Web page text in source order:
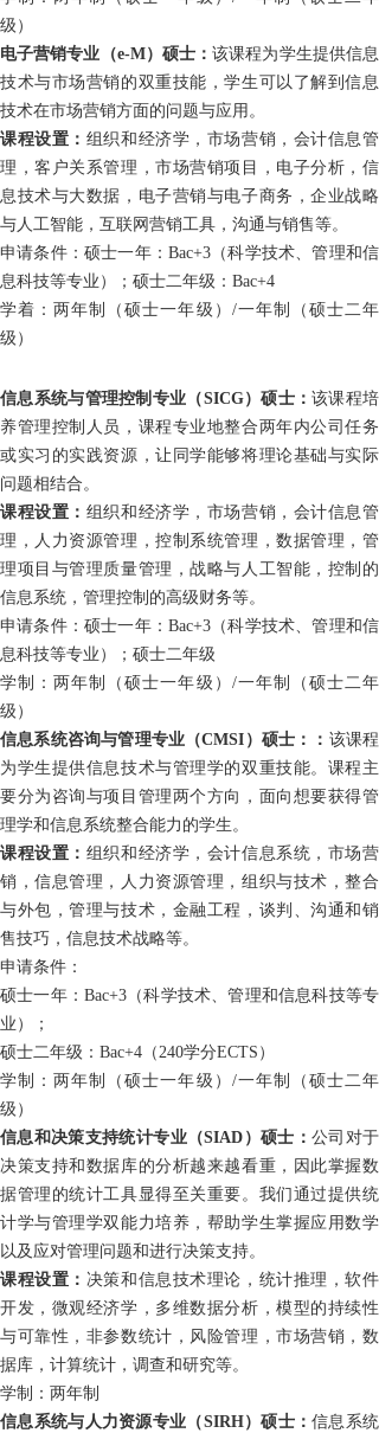
级）
电子营销专业（e-M）硕士：该课程为学生提供信息
技术与市场营销的双重技能，学生可以了解到信息
技术在市场营销方面的问题与应用。
课程设置： 组织和经济学，市场营销，会计信息管
理，客户关系管理，市场营销项目，电子分析，信
息技术与大数据，电子营销与电子商务，企业战略
与人工智能，互联网营销工具，沟通与销售等。
申请条件：硕士一年： Bac+3（科学技术、管理和信
息科技等专业）；硕士二年级： Bac+4
学着：两年制（硕士一年级）/一年制（硕士二年
级）
信息系统与管理控制专业 （SICG）硕士：该课程培
养管理控制人员，课程专业地整合两年内公司任务
或实习的实践资源，让同学能够将理论基础与实际
问题相结合。
课程设置： 组织和经济学，市场营销，会计信息管
理，人力资源管理，控制系统管理，数据管理，管
理项目与管理质量管理，战略与人工智能，控制的
信息系统，管理控制的高级财务等。
申请条件：硕士一年： Bac+3（科学技术、管理和信
息科技等专业）；硕士二年级
学制：两年制（硕士一年级）/一年制（硕士二年
级）
信息系统咨询与管理专业 （CMSI） 硕士：： 该课程
为学生提供信息技术与管理学的双重技能。课程主
要分为咨询与项目管理两个方向，面向想要获得管
理学和信息系统整合能力的学生。
课程设置： 组织和经济学，会计信息系统，市场营
销，信息管理，人力资源管理，组织与技术，整合
与外包，管理与技术，金融工程，谈判、沟通和销
售技巧，信息技术战略等。
申请条件：
硕士一年：Bac+3（科学技术、管理和信息科技等专
业）；
硕士二年级：Bac+4（240学分ECTS ）
学制：两年制（硕士一年级）/一年制（硕士二年
级）
信息和决策支持统计专业（SIAD） 硕士： 公司对于
决策支持和数据库的分析越来越看重，因此掌握数
据管理的统计工具显得至关重要。我们通过提供统
计学与管理学双能力培养，帮助学生掌握应用数学
以及应对管理问题和进行决策支持。
课程设置： 决策和信息技术理论，统计推理，软件
开发，微观经济学，多维数据分析，模型的持续性
与可靠性，非参数统计，风险管理，市场营销，数
据库，计算统计，调查和研究等。
学制：两年制
信息系统与人力资源专业 （SIRH）硕士：信息系统